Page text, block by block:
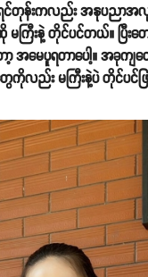
င်တုန်းကလည်း အနုပညာ
ကြီးနဲ့ တိုင်ပင်တယ်။ ပြီး
ေပူရတာပေါ့။ အခုကျတ
ည်း မကြီးနဲ့ပဲ တိုင်ပင်ဖ